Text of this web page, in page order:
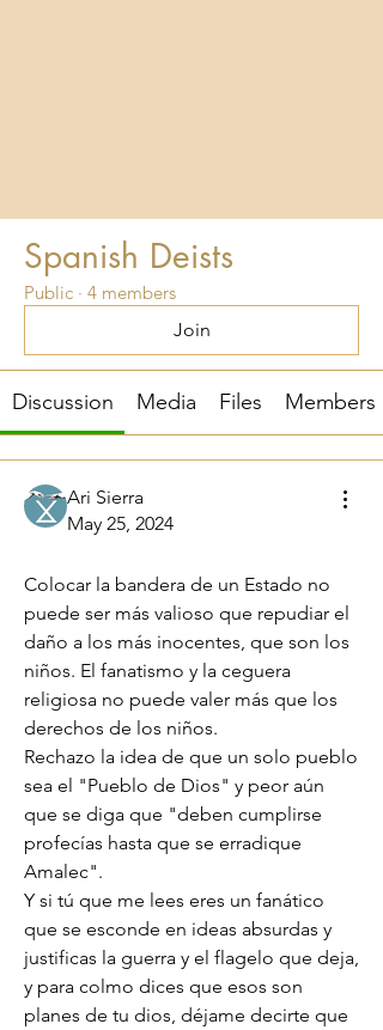
Spanish Deists
Public · 4 members
Join
Discussion Media Files Members
Ari Sierra
May 25, 2024
Colocar la bandera de un Estado no
puede ser más valioso que repudiar el
daño a los más inocentes, que son los
niños. El fanatismo y la ceguera
religiosa no puede valer más que los
derechos de los niños.
Rechazo la idea de que un solo pueblo
sea el "Pueblo de Dios" y peor aún
que se diga que "deben cumplirse
profecías hasta que se erradique
Amalec".
Y si tú que me lees eres un fanático
que se esconde en ideas absurdas y
justificas la guerra y el flagelo que deja,
y para colmo dices que esos son
planes de tu dios, déjame decirte que